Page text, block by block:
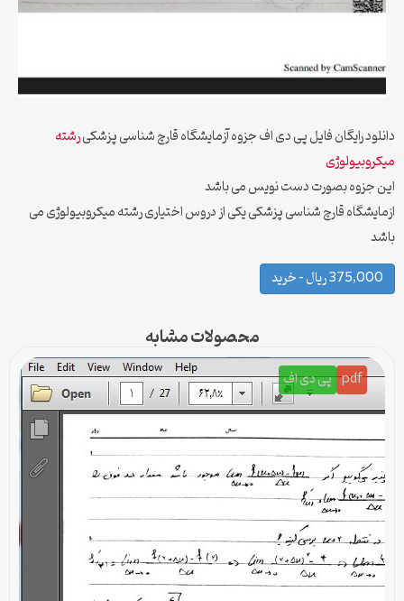
دانلود رایگان فایل پی دی اف جزوه آزمایشگاه قارچ شناسی پزشکیرشته
میکروبیولوژی
این جزوه بصورت دست نویس می باشد
ازمایشگاه قارچ شناسی پزشکی یکی از دروس اختیاری رشته میکروبیولوژی می
باشد
375,000 ریال – خرید
محصولات مشابه
pdf پی دی اف